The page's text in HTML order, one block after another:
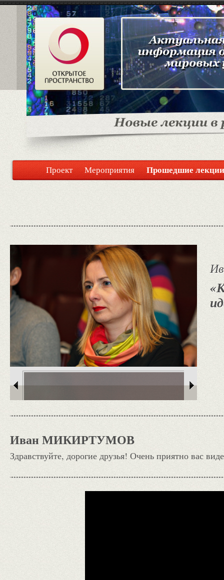
Проект Мероприятия Прошедшие лекции
Иван МИКИРТУМОВ
Здравствуйте, дорогие друзья! Очень приятно вас